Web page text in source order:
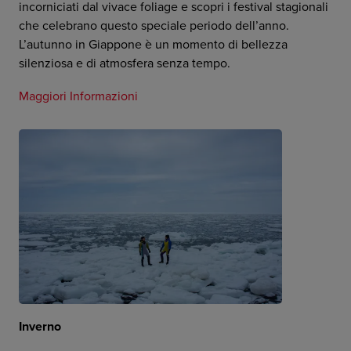
incorniciati dal vivace foliage e scopri i festival stagionali
che celebrano questo speciale periodo dell’anno.
L’autunno in Giappone è un momento di bellezza
silenziosa e di atmosfera senza tempo.
Maggiori Informazioni
Inverno